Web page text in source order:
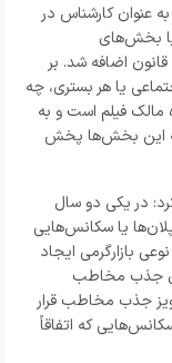
عنوان کارشناس در
بخش‌های
اضافه شد. بر
یا هر بستری، چه
مالک فیلم است و به
این بخش‌ها پخش
در یکی دو سال
یا سکانس‌هایی
بازارگرمی ایجاد
جذب مخاطب
جذب مخاطب قرار
که اتفاقاً